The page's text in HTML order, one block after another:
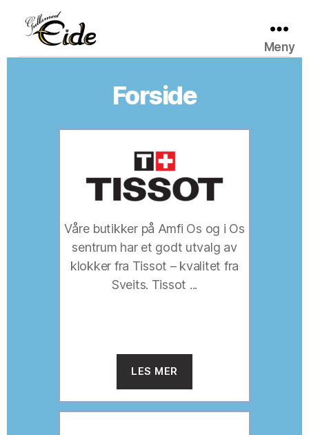
Gullsmed
Meny
Forside
Våre butikker på Amfi Os og i Os
sentrum har et godt utvalg av
klokker fra Tissot – kvalitet fra
Sveits. Tissot ...
LES MER